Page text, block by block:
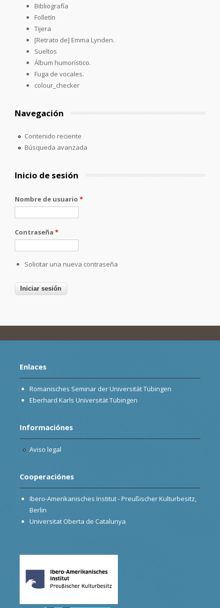
Bibliografía
Folletín
Tijera
[Retrato de] Emma Lynden.
Sueltos
Álbum humorístico.
Fuga de vocales.
colour_checker
Navegación
Contenido reciente
Búsqueda avanzada
Inicio de sesión
Nombre de usuario *
Contraseña *
Solicitar una nueva contraseña
Enlaces
Romanisches Seminar der Universität Tübingen
Eberhard Karls Universität Tübingen
Informaciónes
Aviso legal
Cooperaciónes
Ibero-Amerikanisches Institut - Preußischer Kulturbesitz,
Berlin
Universitat Oberta de Catalunya